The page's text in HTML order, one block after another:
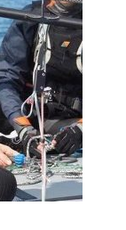
A
T
I
O